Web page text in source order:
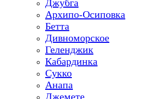
Джубга
Архипо-Осиповка
Бетта
Дивноморское
Геленджик
Кабардинка
Сукко
Анапа
Джемете